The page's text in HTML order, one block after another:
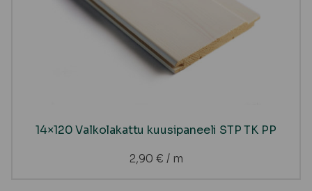
14×120 Valkolakattu kuusipaneeli STP TK PP
2,90 € / m